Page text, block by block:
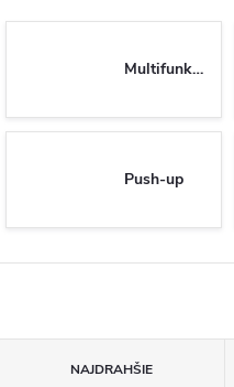
Multifunkčné
Push-up
NAJDRAHŠIE